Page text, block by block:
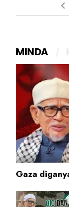
MINDA
Gaza